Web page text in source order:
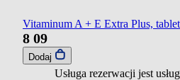
Vitaminum A + E Extra Plus,
8 09
Dodaj
Usługa rezerwacji jest